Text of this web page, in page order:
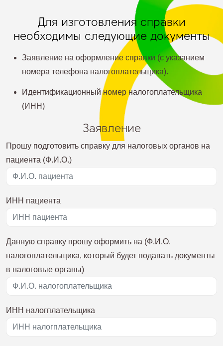
Для изготовления справки
необходимы следующие документы
Заявление на оформление справки (с указанием
номера телефона налогоплательщика).
Идентификационный номер налогоплательщика
(ИНН)
Заявление
Прошу подготовить справку для налоговых органов на
пациента (Ф.И.О.)
ИНН пациента
Данную справку прошу оформить на (Ф.И.О.
налогоплательщика, который будет подавать документы
в налоговые органы)
ИНН налогплательщика